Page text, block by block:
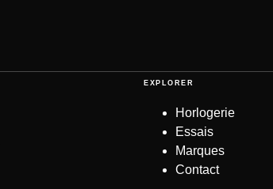
EXPLORER
Horlogerie
Essais
Marques
Contact